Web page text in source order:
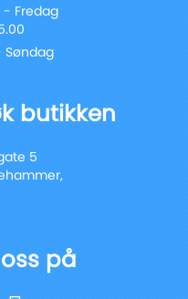
- Fredag
Søndag
butikken
5
på